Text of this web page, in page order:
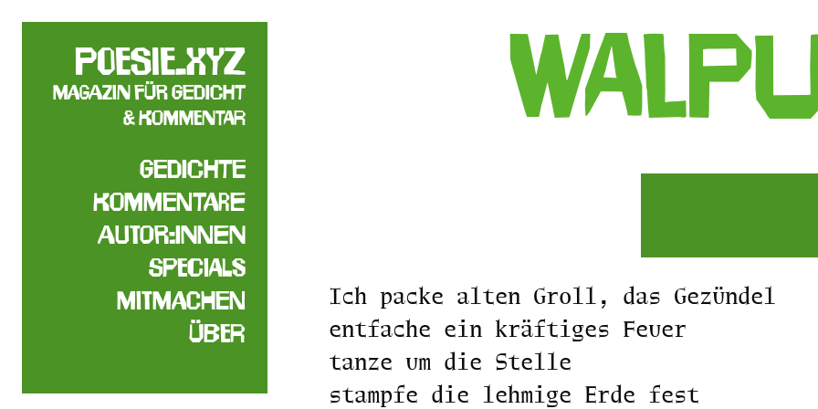
poesie.xyz
Magazin für Gedicht
& Kommentar
Gedichte
Kommentare
Autor:innen
Specials
Mitmachen
Über
Ich packe alten Groll, das Gezündel
entfache ein kräftiges Feuer
tanze um die Stelle
stampfe die lehmige Erde fest